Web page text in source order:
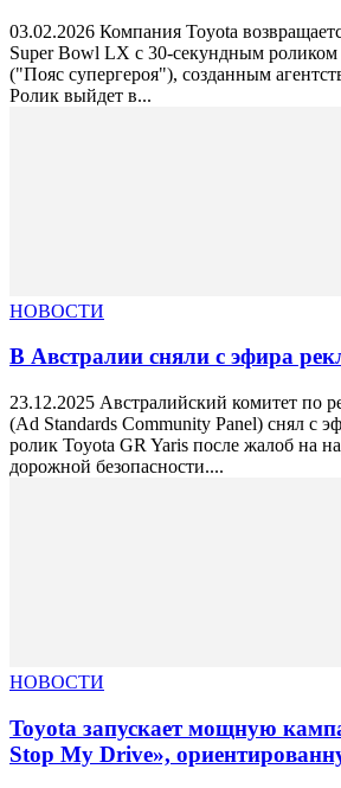
03.02.2026 Компания Toyota
Super Bowl LX с 30-секундным роликом
("Пояс супергероя"), созданным
Ролик выйдет в...
НОВОСТИ
В Австралии сняли с эфира
23.12.2025 Австралийский комитет по
(Ad Standards Community Panel) снял с
ролик Toyota GR Yaris после жалоб на
дорожной безопасности....
НОВОСТИ
Toyota запускает мощную
Stop My Drive»,